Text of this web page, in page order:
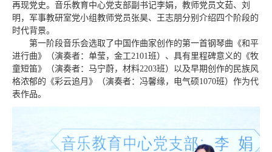
再现党史。音乐教育中心党支部副书记李娟，教师党员文茹、刘
明，军事教研室党小组教师党员 张昊、王志朋分别介绍四个阶段的
时代背景。
第一阶段音乐会选取了中国作曲家创作的第一首钢琴曲《和平
进行曲》（演奏者：单莹，金工2101班）、具有里程碑意义的《牧
童短笛》（演奏者：马宁蔚，材料2203班）以及早期创作的民族风
格浓郁的《彩云追月》（演奏者：冯馨缘，电气硕1070班）作为代
表作品。